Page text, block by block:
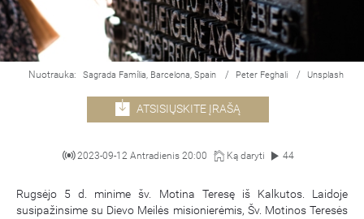
Nuotrauka: Sagrada Família, Barcelona, Spain / Peter Feghali / Unsplash
ATSISIŲSKITE ĮRAŠĄ
2023-09-12 Antradienis 20:00 Ką daryti 44
Rugsėjo 5 d. minime šv. Motina Teresę iš Kalkutos. Laidoje
susipažinsime su Dievo Meilės misionierėmis, Šv. Motinos Teresės